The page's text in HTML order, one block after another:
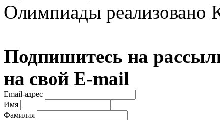
Олимпиады реализовано
Подпишитесь на
на свой E-mail
Email-адрес
Имя
Фамилия